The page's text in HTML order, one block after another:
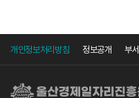
개인정보처리방침 정보공개 부